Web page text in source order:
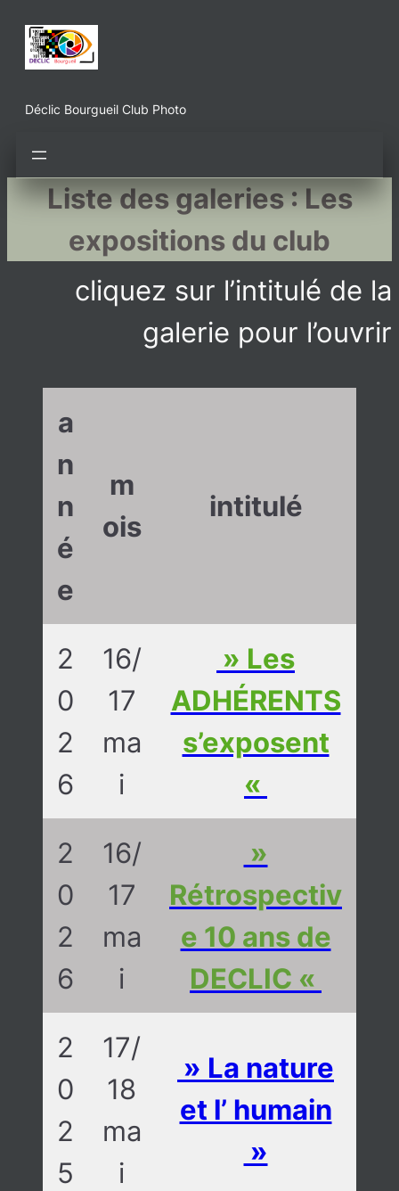
Aller
Déclic Bourgueil Club Photo
Liste des galeries : Les
expositions du club
cliquez sur l’intitulé de la
galerie pour l’ouvrir
a
n
n
é
e
m
ois
intitulé
2
0
2
6
16/
17
ma
i
» Les
ADHÉRENTS
s’exposent
«
2
0
2
6
16/
17
ma
i
»
Rétrospectiv
e 10 ans de
DECLIC «
2
0
2
5
17/
18
ma
i
» La nature
et l’ humain
»